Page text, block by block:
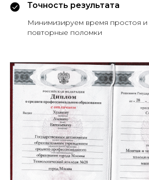
Точность результата
Минимизируем время простоя
повторные поломки